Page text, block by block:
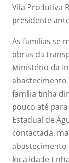
Vila Produtiva
presidente
As famílias se
obras da
Ministério da
abastecimento
família tinha
pouco até
Estadual de
contactada,
localidade